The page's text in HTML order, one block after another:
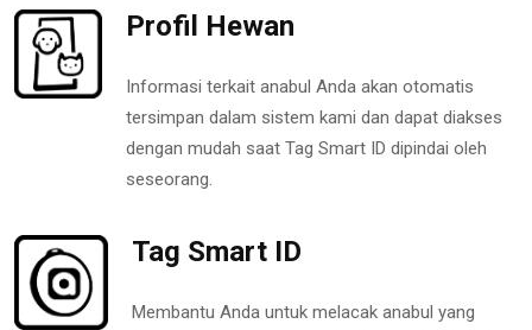
Profil Hewan
Informasi terkait anabul Anda akan otomatis
tersimpan dalam sistem kami dan dapat diakses
dengan mudah saat Tag Smart ID dipindai oleh
seseorang.
Tag Smart ID
Membantu Anda untuk melacak anabul yang